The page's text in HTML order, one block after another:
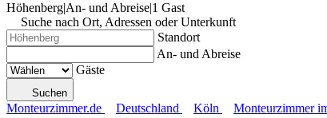
Höhenberg|An- und Abreise|1 Gast
Suche nach Ort, Adressen oder Unterkunft
Standort
An- und Abreise
Gäste
Suchen
Monteurzimmer.de Deutschland Köln
Monteurzimmer